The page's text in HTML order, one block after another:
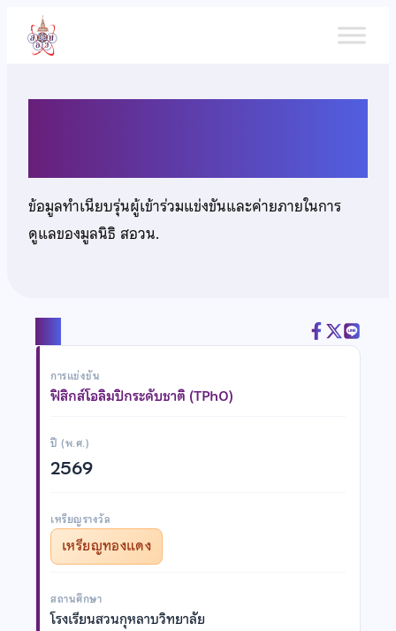
เนื้อหา
ข้อมูลทำเนียบรุ่นผู้เข้าร่วมแข่งขันและค่ายภายในการ
ดูแลของมูลนิธิ สอวน.
การแข่งขัน
ฟิสิกส์โอลิมปิกระดับชาติ (TPhO)
ปี (พ.ศ.)
2569
เหรียญรางวัล
เหรียญทองแดง
สถานศึกษา
โรงเรียนสวนกุหลาบวิทยาลัย